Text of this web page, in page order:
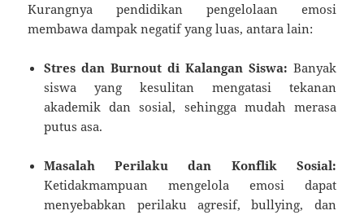
Kurangnya pendidikan pengelolaan emosi
membawa dampak negatif yang luas, antara lain:
Stres dan Burnout di Kalangan Siswa: Banyak
siswa yang kesulitan mengatasi tekanan
akademik dan sosial, sehingga mudah merasa
putus asa.
Masalah Perilaku dan Konflik Sosial:
Ketidakmampuan mengelola emosi dapat
menyebabkan perilaku agresif, bullying, dan